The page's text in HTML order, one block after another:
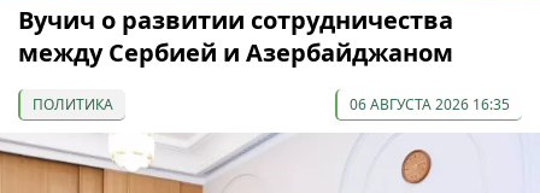
Вучич о развитии сотрудничества
между Сербией и Азербайджаном
ПОЛИТИКА 06 АВГУСТА 2026 16:35